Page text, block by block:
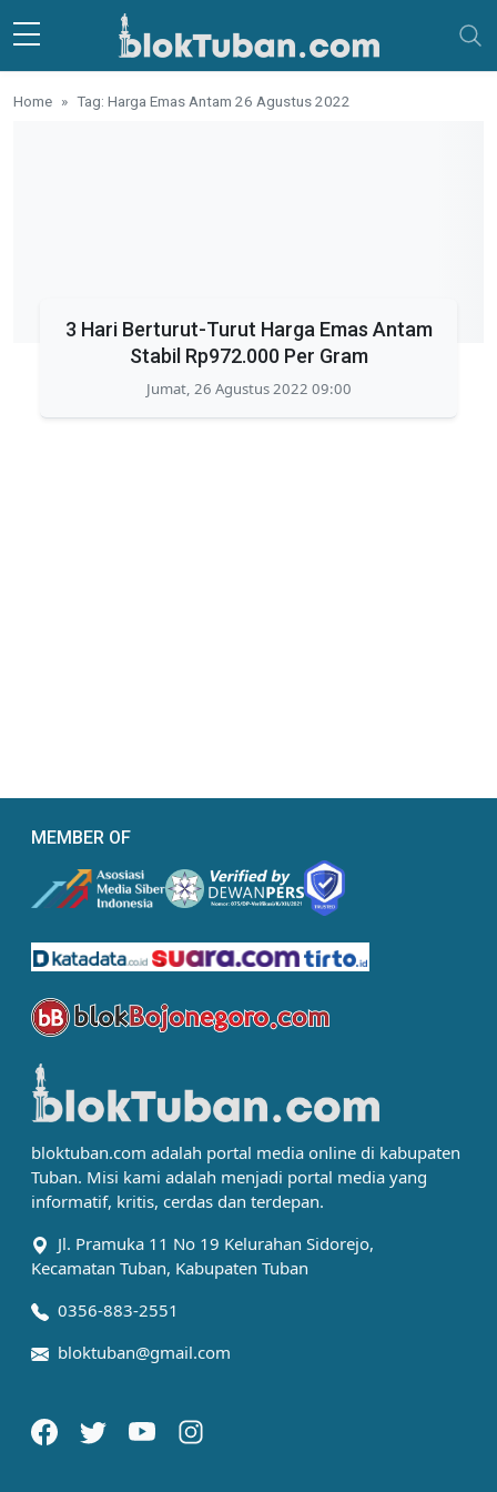
Skip to main content
Home Tag: Harga Emas Antam 26 Agustus 2022
3 Hari Berturut-Turut Harga Emas Antam
Stabil Rp972.000 Per Gram
Jumat, 26 Agustus 2022 09:00
MEMBER OF
bloktuban.com adalah portal media online di kabupaten
Tuban. Misi kami adalah menjadi portal media yang
informatif, kritis, cerdas dan terdepan.
Jl. Pramuka 11 No 19 Kelurahan Sidorejo,
Kecamatan Tuban, Kabupaten Tuban
0356-883-2551
bloktuban@gmail.com